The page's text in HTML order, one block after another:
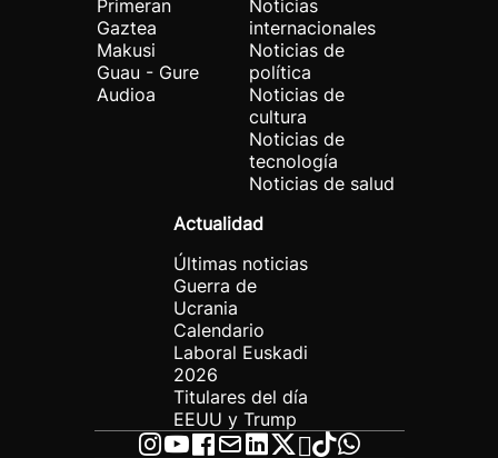
Primeran
Gaztea
Makusi
Guau - Gure
Audioa
Noticias
internacionales
Noticias de
política
Noticias de
cultura
Noticias de
tecnología
Noticias de salud
Actualidad
Últimas noticias
Guerra de
Ucrania
Calendario
Laboral Euskadi
2026
Titulares del día
EEUU y Trump